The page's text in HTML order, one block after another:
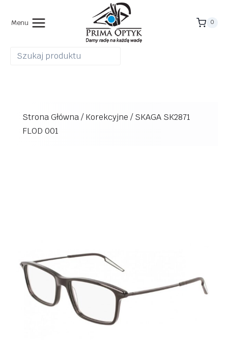
Menu 0
Strona Główna/Korekcyjne /SKAGA SK2871
FLOD 001